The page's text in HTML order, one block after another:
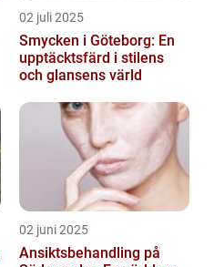
02 juli 2025
Smycken i Göteborg: En
upptäcktsfärd i stilens
och glansens värld
02 juni 2025
Ansiktsbehandling på